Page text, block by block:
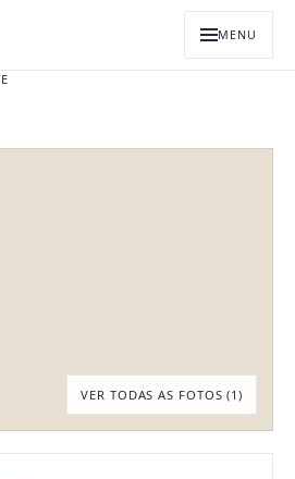
MENU
VER TODAS AS FOTOS (1)